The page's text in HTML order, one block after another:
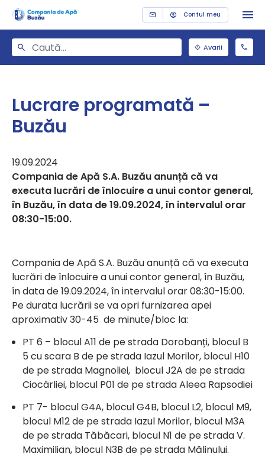
Contul meu
Avarii
Lucrare programată –
Buzău
19.09.2024
Compania de Apă S.A. Buzău anunță că va
executa lucrări de înlocuire a unui contor general,
în Buzău, în data de 19.09.2024, în intervalul orar
08:30-15:00.
Compania de Apă S.A. Buzău anunță că va executa
lucrări de înlocuire a unui contor general, în Buzău,
în data de 19.09.2024, în intervalul orar 08:30-15:00.
Pe durata lucrării se va opri furnizarea apei
aproximativ 30-45 de minute/bloc la:
PT 6 – blocul A11 de pe strada Dorobanți, blocul B
5 cu scara B de pe strada Iazul Morilor, blocul H10
de pe strada Magnoliei, blocul J2A de pe strada
Ciocârliei, blocul P01 de pe strada Aleea Rapsodiei
PT 7- blocul G4A, blocul G4B, blocul L2, blocul M9,
blocul M12 de pe strada Iazul Morilor, blocul M3A
de pe strada Tăbăcari, blocul N1 de pe strada V.
Maximilian, blocul N3B de pe strada Mălinului.